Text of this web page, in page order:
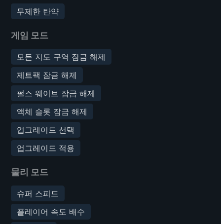
무제한 탄약
게임 모드
모든 지도 구역 잠금 해제
제트팩 잠금 해제
펄스 웨이브 잠금 해제
액체 슬롯 잠금 해제
업그레이드 선택
업그레이드 적용
물리 모드
슈퍼 스피드
플레이어 속도 배수